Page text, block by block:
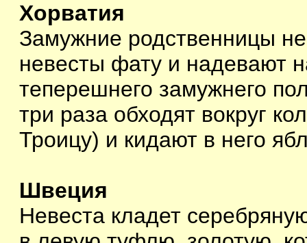
Хорватия
Замужние родственницы
невесты фату и надевают
теперешнего замужнего
три раза обходят вокруг
Троицу) и кидают в него
Швеция
Невеста кладет